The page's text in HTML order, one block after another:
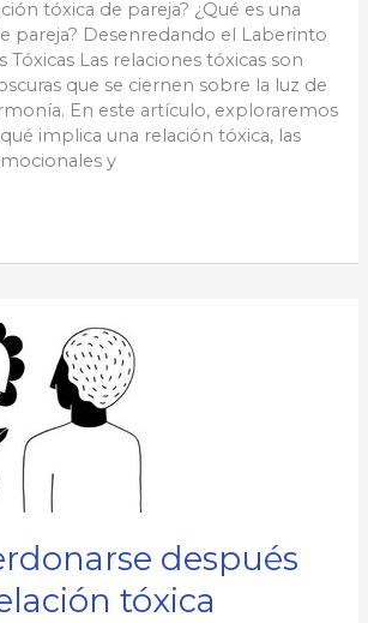
tóxica de pareja? ¿Qué es una
pareja? Desenredando el Laberinto
Tóxicas Las relaciones tóxicas son
que se ciernen sobre la luz de
En este artículo, exploraremos
implica una relación tóxica, las
y
después
tóxica